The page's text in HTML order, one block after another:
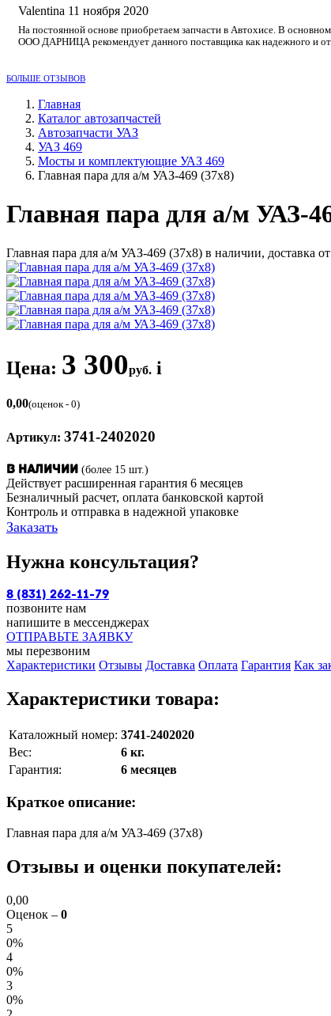
Valentina 11 ноября 2020
На постоянной основе приобретаем запчасти в Автохисе. В
ООО ДАРНИЦА рекомендует данного поставщика как надежного и
БОЛЬШЕ ОТЗЫВОВ
Главная
Каталог автозапчастей
Автозапчасти УАЗ
УАЗ 469
Мосты и комплектующие УАЗ 469
Главная пара для а/м УАЗ-469 (37х8)
Главная пара для а/м УАЗ-
Главная пара для а/м УАЗ-469 (37х8) в наличии, доставка
Цена: 3 300руб. i
0,00(оценок - 0)
Артикул: 3741-2402020
В наличии (более 15 шт.)
Действует расширенная гарантия 6 месяцев
Безналичный расчет, оплата банковской картой
Контроль и отправка в надежной упаковке
Заказать
Нужна консультация?
8 (831) 262-11-79
позвоните нам
напишите в мессенджерах
ОТПРАВЬТЕ ЗАЯВКУ
мы перезвоним
Характеристики Отзывы Доставка Оплата Гарантия Как
Характеристики товара:
Каталожный номер: 3741-2402020
Вес:
6 кг.
Гарантия:
6 месяцев
Краткое описание:
Главная пара для а/м УАЗ-469 (37х8)
Отзывы и оценки покупателей:
0,00
Оценок – 0
5
0%
4
0%
3
0%